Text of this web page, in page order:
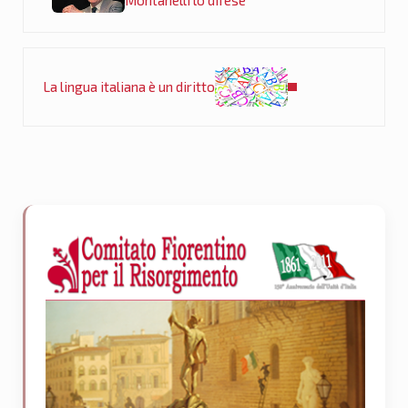
La lingua italiana è un diritto
Sidebar